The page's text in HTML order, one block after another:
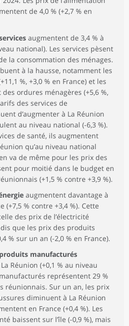
de 4,0 % (+2,7 % en
augmentent de 3,4 % à
national). Les services pèsent
la consommation des ménages.
à la hausse, notamment les
%, +3,0 % en France) et les
ordures ménagères (+5,6 %,
des services de
d’augmenter à La Réunion
au niveau national (-6,3 %).
de santé, ils augmentent
qu’au niveau national
va de même pour les prix des
pour moitié dans le budget en
(+1,5 % contre +3,9 %).
augmentent davantage à
(+7,5 % contre +3,4 %). Cette
des prix de l’électricité
que les prix des produits
% sur un an (-2,0 % en France).
produits manufacturés
Réunion (+0,1 % au niveau
représentent 29 %
réunionnais. Sur un an, les prix
diminuent à La Réunion
en France (+0,4 %). Les
baissent sur l’île (-0,9 %), mais